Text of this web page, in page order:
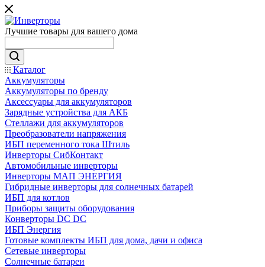
Лучшие товары для вашего дома
Каталог
Аккумуляторы
Аккумуляторы по бренду
Аксессуары для аккумуляторов
Зарядные устройства для АКБ
Стеллажи для аккумуляторов
Преобразователи напряжения
ИБП переменного тока Штиль
Инверторы СибКонтакт
Автомобильные инверторы
Инверторы МАП ЭНЕРГИЯ
Гибридные инверторы для солнечных батарей
ИБП для котлов
Приборы защиты оборудования
Конверторы DC DC
ИБП Энергия
Готовые комплекты ИБП для дома, дачи и офиса
Сетевые инверторы
Солнечные батареи